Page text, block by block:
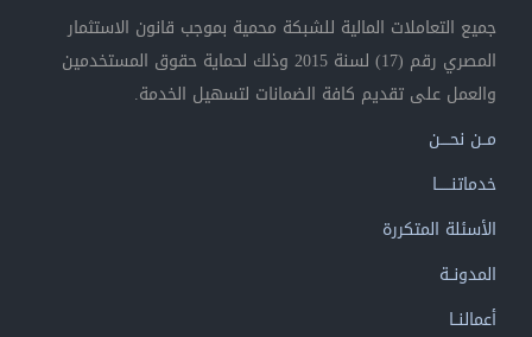
جميع التعاملات المالية للشبكة محمية بموجب قانون الاستثمار
المصري رقم (17) لسنة 2015 وذلك لحماية حقوق المستخدمين
والعمل على تقديم كافة الضمانات لتسهيل الخدمة.
مــن نحــــن
خدماتنــــــا
الأسئلة المتكررة
المدونــة
أعمالنــا